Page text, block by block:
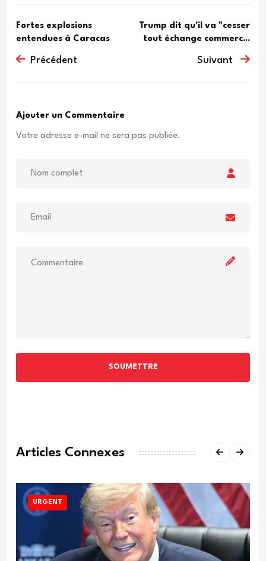
Fortes explosions
entendues à Caracas
Précédent
Trump dit qu'il va "cesser
tout échange commerc...
Suivant
Ajouter un Commentaire
Votre adresse e-mail ne sera pas publiée.
SOUMETTRE
Articles Connexes
URGENT